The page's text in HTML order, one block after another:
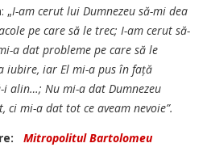
„I-am cerut lui Dumnezeu să-mi dea
pe care să le trec; I-am cerut să-
a dat probleme pe care să le
iubire, iar El mi-a pus în față
i alin…; Nu mi-a dat Dumnezeu
ci mi-a dat tot ce aveam nevoie”.
Mitropolitul Bartolomeu